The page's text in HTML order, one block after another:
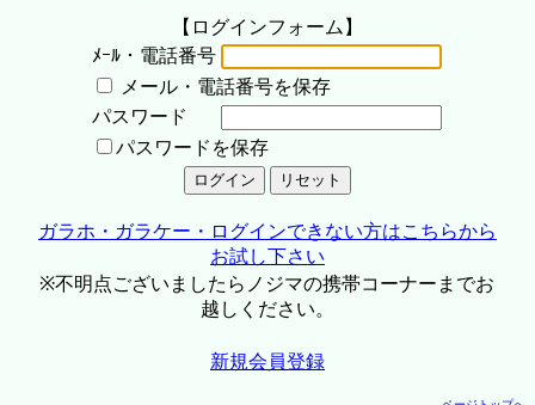
【ログインフォーム】
ﾒｰﾙ・電話番号
メール・電話番号を保存
パスワード
パスワードを保存
ガラホ・ガラケー・ログインできない方はこちらから
お試し下さい
※不明点ございましたらノジマの携帯コーナーまでお
越しください。
新規会員登録